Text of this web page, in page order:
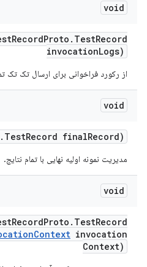
void
RecordProto . TestRecord
invocationLogs)
از رکورد فراخوانی برای ارسال تک تک
void
. TestRecord finalRecord)
مدیریت نمونه اولیه نهایی با تمام نتایج.
void
RecordProto . TestRecord
Context invocation
Context)